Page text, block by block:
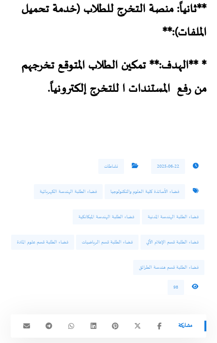
**ثانياً: منصة التخرج للطلاب (خدمة تحميل
الملفات):**
* **الهدف:** تمكين الطلاب المتوقع تخرجهم
من رفع المستندات ا للتخرج إلكترونياً.
2025-06-22 نشاطات
فضاء الأساتذة كلية العلوم والتكنولوجيا فضاء الطلبة الهندسة الكهربائية
فضاء الطلبة الهندسة المدنية فضاء الطلبة الهندسة الميكانكية
فضاء الطلبة قسم الإعلام الآلي فضاء الطلبة قسم الرياضيات فضاء الطلبة قسم علوم المادة
فضاء الطلبة قسم هندسة الطرائق
98